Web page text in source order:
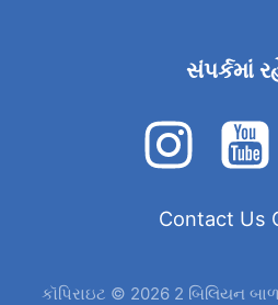
સંપર્કમાં
Contact Us
કૉપિરાઇટ © 2026 2 બિલિયન